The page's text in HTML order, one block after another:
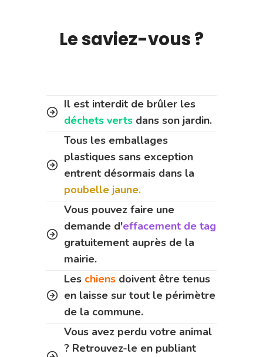
Le saviez-vous ?
Il est interdit de brûler les
déchets verts dans son jardin.
Tous les emballages
plastiques sans exception
entrent désormais dans la
poubelle jaune.
Vous pouvez faire une
demande d'effacement de tag
gratuitement auprès de la
mairie.
Les chiens doivent être tenus
en laisse sur tout le périmètre
de la commune.
Vous avez perdu votre animal
? Retrouvez-le en publiant